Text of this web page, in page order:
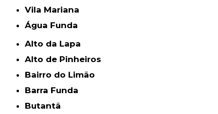
Vila Mariana
Água Funda
Alto da Lapa
Alto de Pinheiros
Bairro do Limão
Barra Funda
Butantã